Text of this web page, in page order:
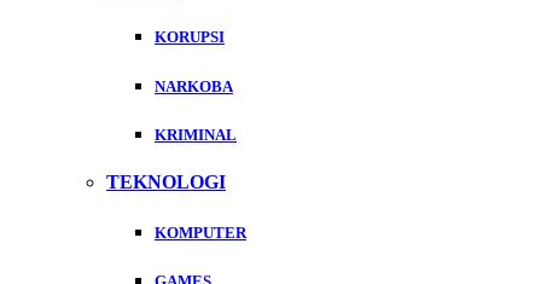
KORUPSI
NARKOBA
KRIMINAL
TEKNOLOGI
KOMPUTER